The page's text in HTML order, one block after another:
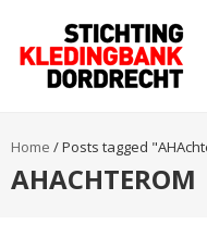
Home /Posts tagged
AHACHTEROM